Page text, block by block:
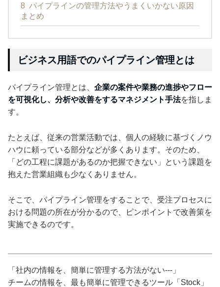
8 パイプラインの管理方法やうまくいかない原因
まとめ
ビジネス用語でのパイプライン管理とは
パイプライン管理とは、 企業の案件や業務の進捗やフロー
を可視化し、分析や改善をするマネジメント手法を指しま
す。
たとえば、従来の営業活動では、個人の経験に基づくノウ
ハウに頼っている部分などが多くあります。そのため、
「どの工程に課題があるのか把握できない」という課題を
抱えた営業組織も少なくありません。
そこで、パイプライン管理をすることで、受注プロセスに
おける問題の所在が分かるので、ピンポイントで改善策を
実施できるのです。
「社内の情報を、簡単に管理する方法がない---」
チームの情報を、最も簡単に管理できるツール「Stock」